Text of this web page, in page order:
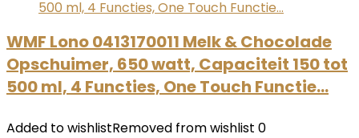
WMF Lono 0413170011 Melk & Chocolade
Opschuimer, 650 watt, Capaciteit 150 tot
500 ml, 4 Functies, One Touch Functie…
Added to wishlistRemoved from wishlist 0